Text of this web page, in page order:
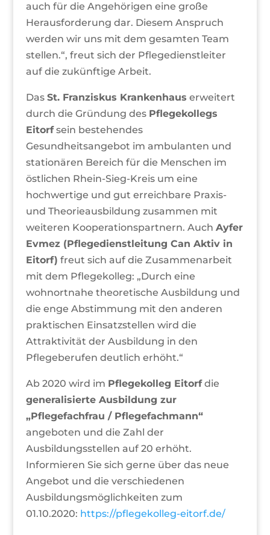
auch für die Angehörigen eine große
Herausforderung dar. Diesem Anspruch
werden wir uns mit dem gesamten Team
stellen.“, freut sich der Pflegedienstleiter
auf die zukünftige Arbeit.
Das St. Franziskus Krankenhaus erweitert
durch die Gründung des Pflegekollegs
Eitorfsein bestehendes
Gesundheitsangebot im ambulanten und
stationären Bereich für die Menschen im
östlichen Rhein-Sieg-Kreis um eine
hochwertige und gut erreichbare Praxis-
und Theorieausbildung zusammen mit
weiteren Kooperationspartnern. Auch Ayfer
Evmez (Pflegedienstleitung Can Aktiv in
Eitorf) freut sich auf die Zusammenarbeit
mit dem Pflegekolleg: „Durch eine
wohnortnahe theoretische Ausbildung und
die enge Abstimmung mit den anderen
praktischen Einsatzstellen wird die
Attraktivität der Ausbildung in den
Pflegeberufen deutlich erhöht.“
Ab 2020 wird im Pflegekolleg Eitorfdie
generalisierte Ausbildung zur
„Pflegefachfrau / Pflegefachmann“
angeboten und die Zahl der
Ausbildungsstellen auf 20 erhöht.
Informieren Sie sich gerne über das neue
Angebot und die verschiedenen
Ausbildungsmöglichkeiten zum
01.10.2020: https://pflegekolleg-eitorf.de/